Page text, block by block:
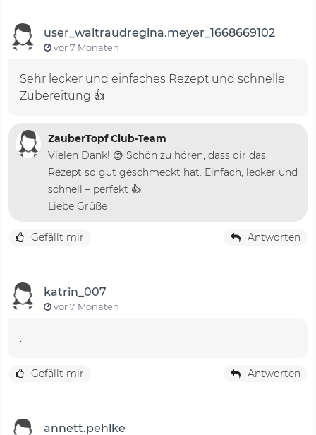
user_waltraudregina.meyer_1668669102
vor 7 Monaten
Sehr lecker und einfaches Rezept und schnelle
Zubereitung 👍
ZauberTopf Club-Team
Vielen Dank! 😊 Schön zu hören, dass dir das
Rezept so gut geschmeckt hat. Einfach, lecker und
schnell – perfekt 👍
Liebe Grüße
Gefällt mir Antworten
katrin_007
vor 7 Monaten
.
Gefällt mir Antworten
annett.pehlke